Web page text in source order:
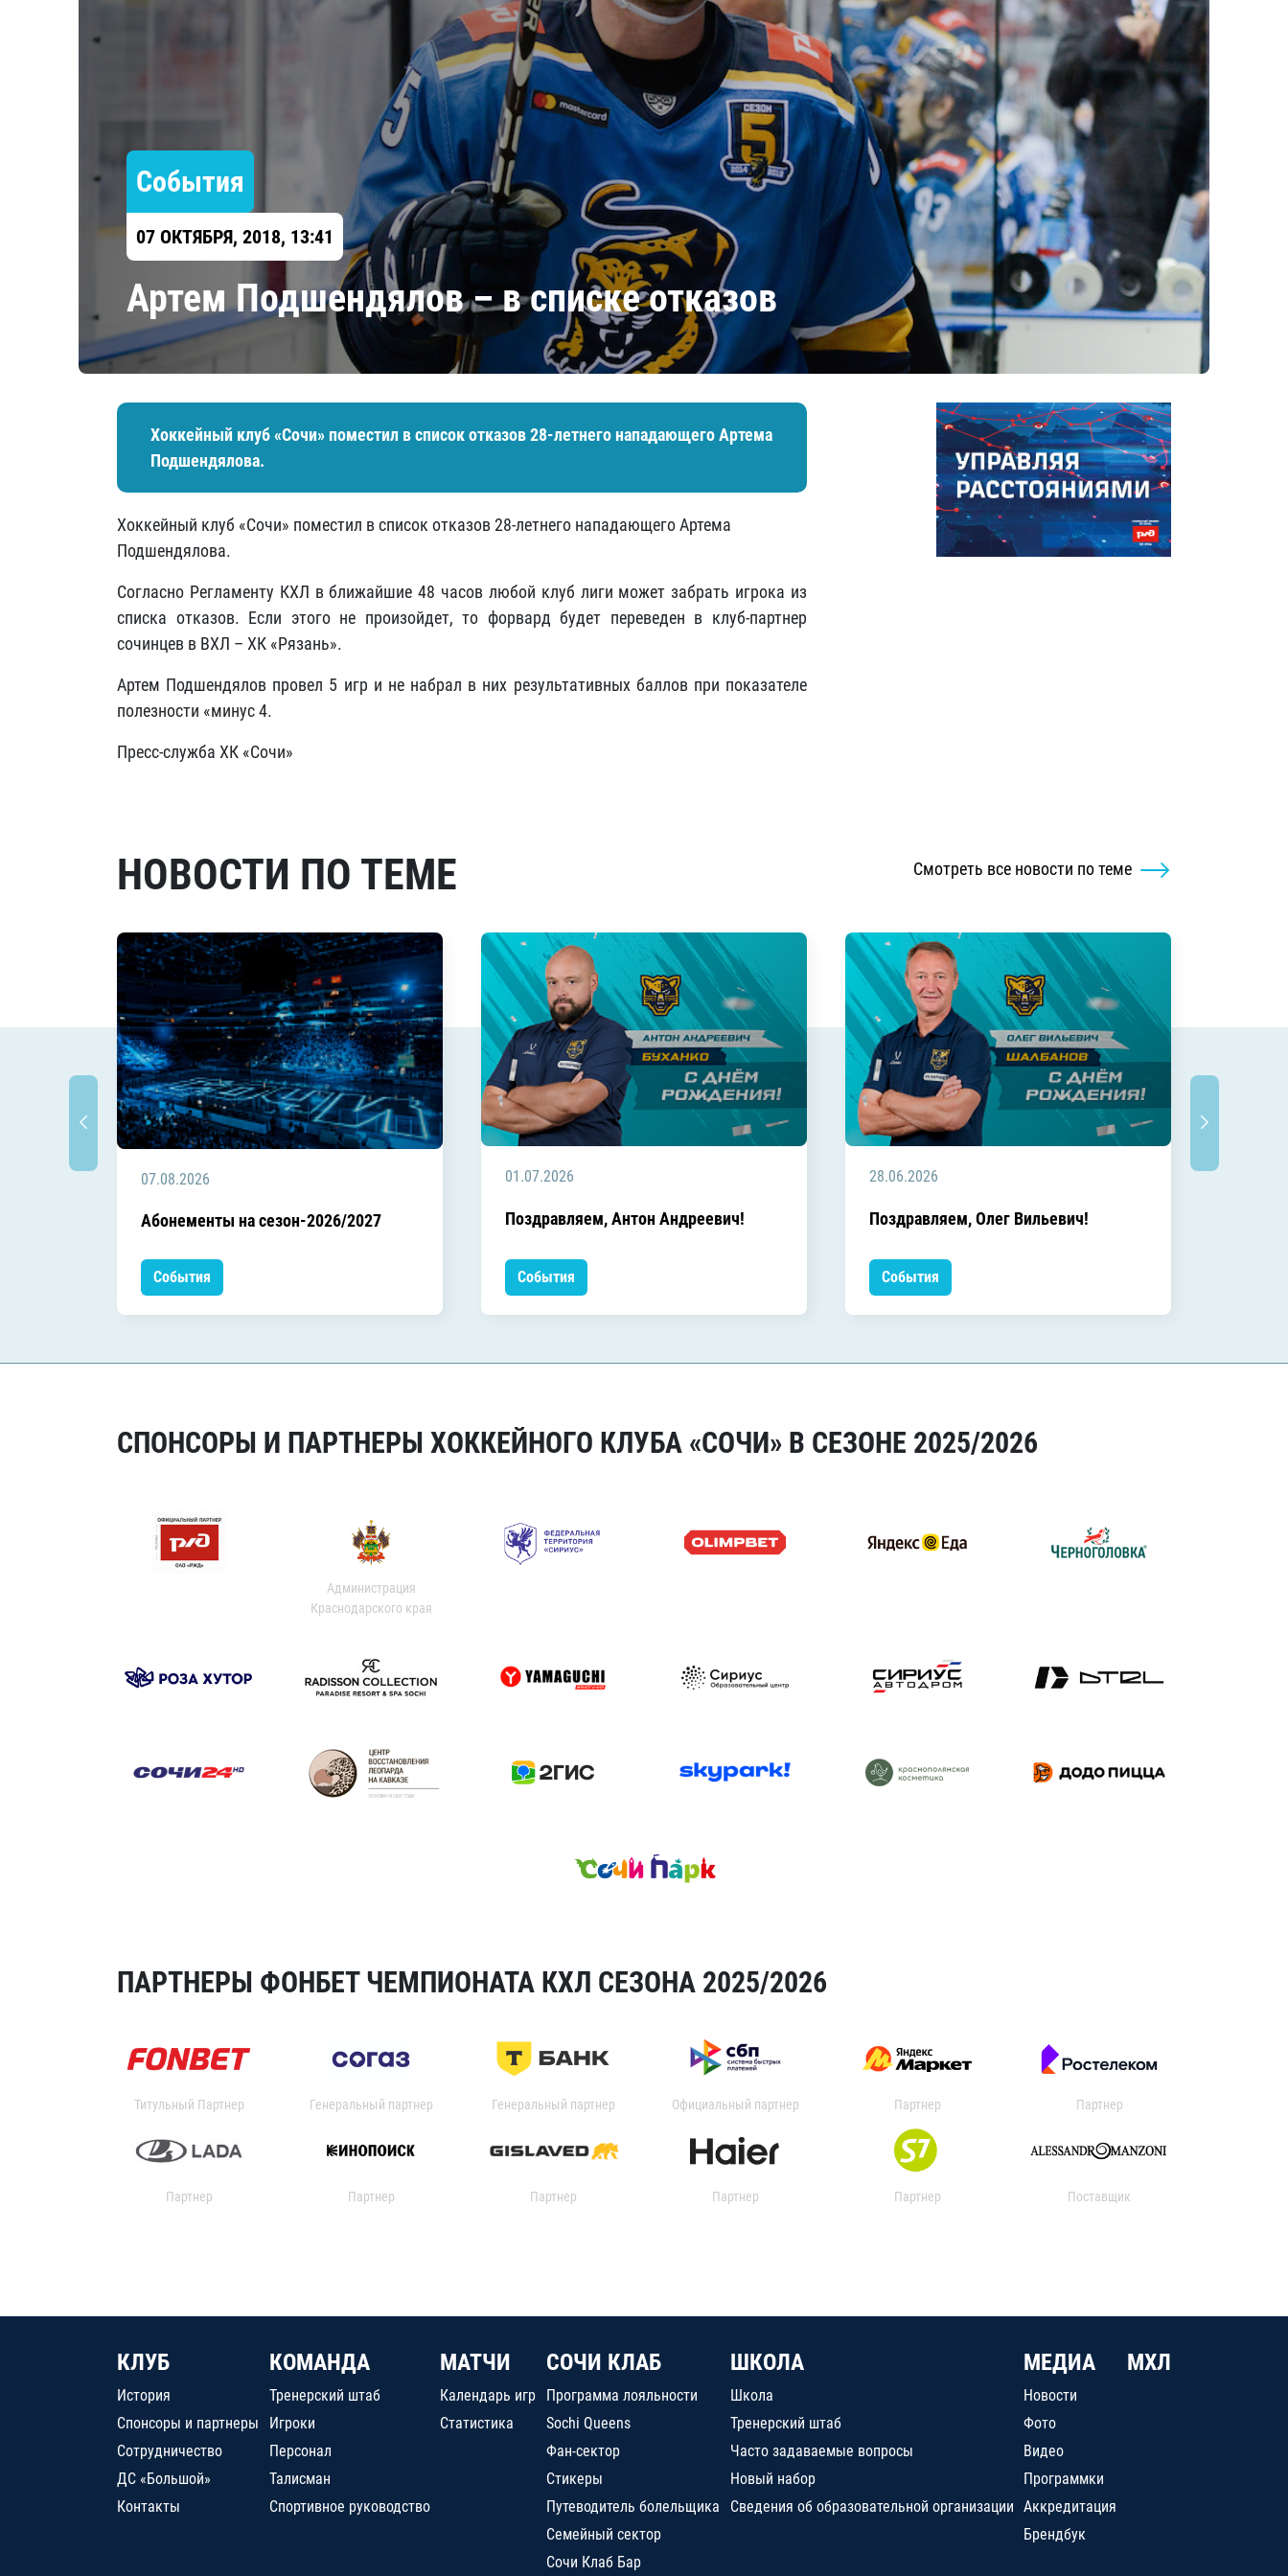
Амур
Барыс
Салават Юлаев
Сибирь
События
07 ОКТЯБРЯ, 2018, 13:41
Артем Подшендялов – в списке отказов
Хоккейный клуб «Сочи» поместил в список отказов 28-летнего нападающего Артема
Подшендялова.
Хоккейный клуб «Сочи» поместил в список отказов 28-летнего нападающего Артема
Подшендялова.
Согласно Регламенту КХЛ в ближайшие 48 часов любой клуб лиги может забрать игрока из
списка отказов. Если этого не произойдет, то форвард будет переведен в клуб-партнер
сочинцев в ВХЛ – ХК «Рязань».
Артем Подшендялов провел 5 игр и не набрал в них результативных баллов при показателе
полезности «минус 4.
Пресс-служба ХК «Сочи»
НОВОСТИ ПО ТЕМЕ Смотреть все новости по теме
07.08.2026
Абонементы на сезон-2026/2027
События
01.07.2026
Поздравляем, Антон Андреевич!
События
28.06.2026
Поздравляем, Олег Вильевич!
События
СПОНСОРЫ И ПАРТНЕРЫ ХОККЕЙНОГО КЛУБА «СОЧИ» В СЕЗОНЕ 2025/2026
Администрация
Краснодарского края
ПАРТНЕРЫ ФОНБЕТ ЧЕМПИОНАТА КХЛ СЕЗОНА 2025/2026
Титульный Партнер Генеральный партнер Генеральный партнер Официальный партнер Партнер Партнер
Партнер Партнер Партнер Партнер Партнер Поставщик
КЛУБ
История
Спонсоры и партнеры
Сотрудничество
ДС «Большой»
Контакты
КОМАНДА
Тренерский штаб
Игроки
Персонал
Талисман
Спортивное руководство
МАТЧИ
Календарь игр
Статистика
СОЧИ КЛАБ
Программа лояльности
Sochi Queens
Фан-сектор
Стикеры
Путеводитель болельщика
Семейный сектор
Сочи Клаб Бар
ШКОЛА
Школа
Тренерский штаб
Часто задаваемые вопросы
Новый набор
Сведения об образовательной организации
МЕДИА
Новости
Фото
Видео
Программки
Аккредитация
Брендбук
МХЛ